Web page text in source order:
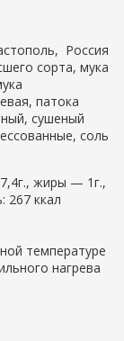
Россия
сорта, мука
патока
сушеный
соль
жиры — 1г.,
267 ккал
температуре
нагрева